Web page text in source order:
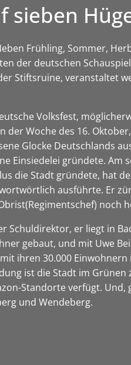
sieben
Frühling, Sommer,
der deutschen
Stiftsruine, veranstaltet
Volksfest,
der Woche des 16.
Glocke Deutschlands
Einsiedelei gründete. Am
die Stadt gründete, hat
ausführte. Er
noch
Schuldirektor, er liegt in
gebaut, und mit Uwe
ihren 30.000
ist die Stadt im
Standorte verfügt.
und Wendeberg.